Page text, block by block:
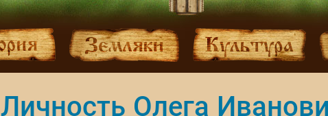
Личность Олега